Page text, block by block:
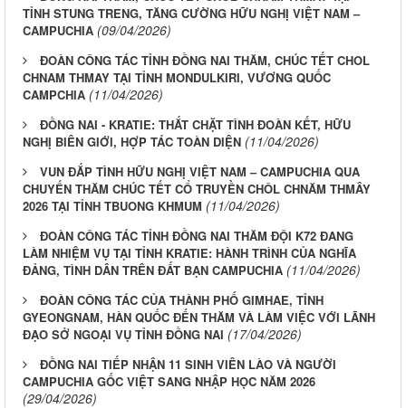
TỈNH STUNG TRENG, TĂNG CƯỜNG HỮU NGHỊ VIỆT NAM –
CAMPUCHIA (09/04/2026)
ĐOÀN CÔNG TÁC TỈNH ĐỒNG NAI THĂM, CHÚC TẾT CHOL
CHNAM THMAY TẠI TỈNH MONDULKIRI, VƯƠNG QUỐC
CAMPCHIA (11/04/2026)
ĐỒNG NAI - KRATIE: THẮT CHẶT TÌNH ĐOÀN KẾT, HỮU
NGHỊ BIÊN GIỚI, HỢP TÁC TOÀN DIỆN (11/04/2026)
VUN ĐẮP TÌNH HỮU NGHỊ VIỆT NAM – CAMPUCHIA QUA
CHUYẾN THĂM CHÚC TẾT CỔ TRUYỀN CHÔL CHNĂM THMÂY
2026 TẠI TỈNH TBUONG KHMUM (11/04/2026)
ĐOÀN CÔNG TÁC TỈNH ĐỒNG NAI THĂM ĐỘI K72 ĐANG
LÀM NHIỆM VỤ TẠI TỈNH KRATIE: HÀNH TRÌNH CỦA NGHĨA
ĐẢNG, TÌNH DÂN TRÊN ĐẤT BẠN CAMPUCHIA (11/04/2026)
ĐOÀN CÔNG TÁC CỦA THÀNH PHỐ GIMHAE, TỈNH
GYEONGNAM, HÀN QUỐC ĐẾN THĂM VÀ LÀM VIỆC VỚI LÃNH
ĐẠO SỞ NGOẠI VỤ TỈNH ĐỒNG NAI (17/04/2026)
ĐỒNG NAI TIẾP NHẬN 11 SINH VIÊN LÀO VÀ NGƯỜI
CAMPUCHIA GỐC VIỆT SANG NHẬP HỌC NĂM 2026
(29/04/2026)